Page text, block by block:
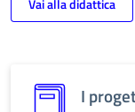
Vai alla didattica
I